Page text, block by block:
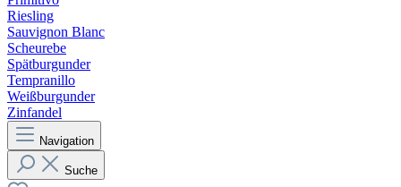
Riesling
Sauvignon Blanc
Scheurebe
Spätburgunder
Tempranillo
Weißburgunder
Zinfandel
Navigation
Suche